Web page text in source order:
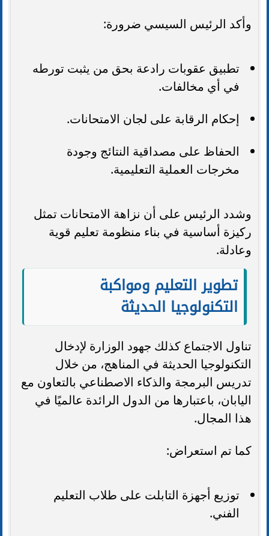
وأكد الرئيس السيسي ضرورة:
تطبيق عقوبات رادعة بحق من يثبت تورطه
في أي مخالفات.
إحكام الرقابة على لجان الامتحانات.
الحفاظ على مصداقية النتائج وجودة
مخرجات العملية التعليمية.
وشدد الرئيس على أن نزاهة الامتحانات تمثل
ركيزة أساسية في بناء منظومة تعليم قوية
وعادلة.
تطوير التعليم ومواكبة
التكنولوجيا الحديثة
تناول الاجتماع كذلك جهود الوزارة لإدخال
التكنولوجيا الحديثة في المناهج، من خلال
تدريس البرمجة والذكاء الاصطناعي بالتعاون مع
اليابان، باعتبارها من الدول الرائدة عالميًا في
هذا المجال.
كما تم استعراض:
توزيع أجهزة التابلت على طلاب التعليم
الفني.